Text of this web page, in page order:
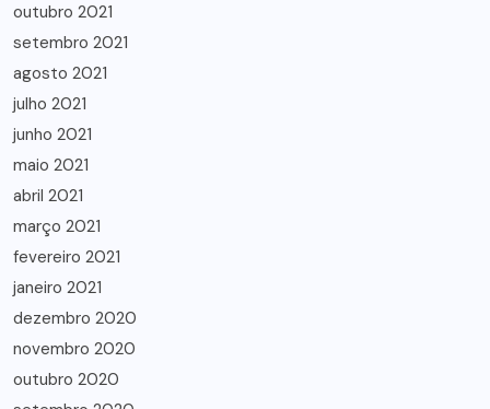
outubro 2021
setembro 2021
agosto 2021
julho 2021
junho 2021
maio 2021
abril 2021
março 2021
fevereiro 2021
janeiro 2021
dezembro 2020
novembro 2020
outubro 2020